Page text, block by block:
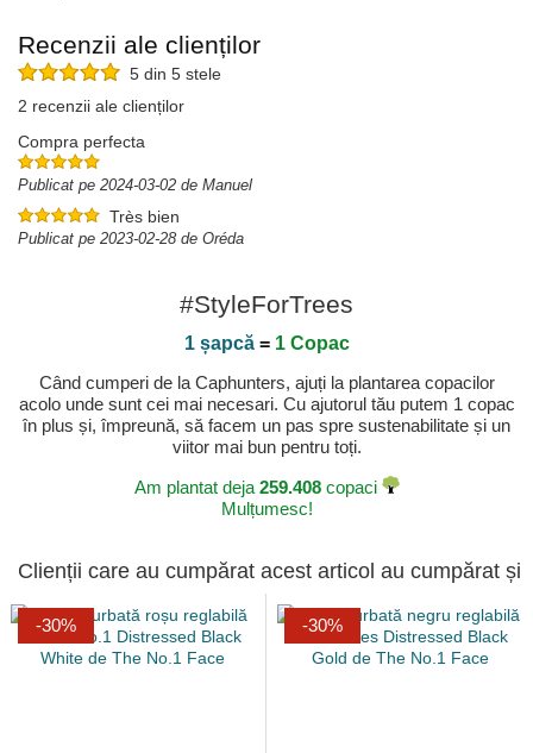
Recenzii ale clienților
5 din 5 stele
2 recenzii ale clienților
Compra perfecta
Publicat pe 2024-03-02 de Manuel
Très bien
Publicat pe 2023-02-28 de Oréda
#StyleForTrees
1 șapcă= 1 Copac
Când cumperi de la Caphunters, ajuți la plantarea copacilor
acolo unde sunt cei mai necesari. Cu ajutorul tău putem 1 copac
în plus și, împreună, să facem un pas spre sustenabilitate și un
viitor mai bun pentru toți.
Am plantat deja 259.408copaci
Mulțumesc!
Clienții care au cumpărat acest articol au cumpărat și
-30% -30%